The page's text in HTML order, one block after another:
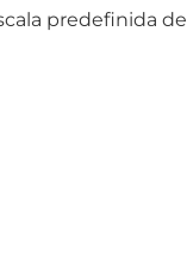
predefinida de